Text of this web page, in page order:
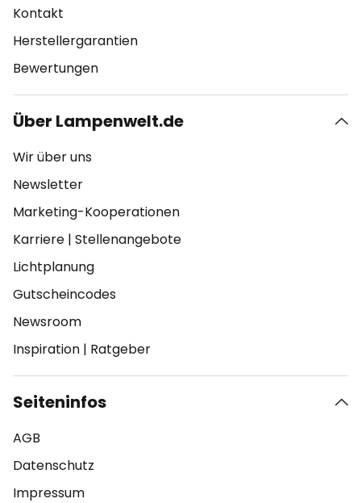
Kontakt
Herstellergarantien
Bewertungen
Über Lampenwelt.de
Wir über uns
Newsletter
Marketing-Kooperationen
Karriere | Stellenangebote
Lichtplanung
Gutscheincodes
Newsroom
Inspiration | Ratgeber
Seiteninfos
AGB
Datenschutz
Impressum